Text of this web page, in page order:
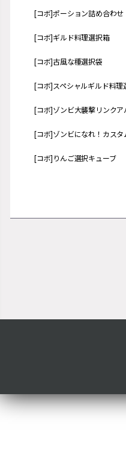
[コボ]ポーション詰め合わせ
[コボ]ギルド料理選択箱
[コボ]古風な種選択袋
[コボ]スペシャルギルド料理
[コボ]ゾンビ大襲撃リンクア
[コボ]ゾンビになれ！カス
[コボ]りんご選択キューブ